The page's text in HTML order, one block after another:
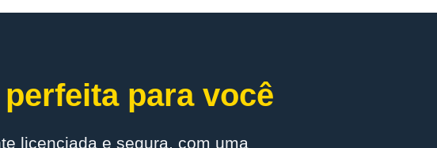
para você
licenciada e segura, com uma